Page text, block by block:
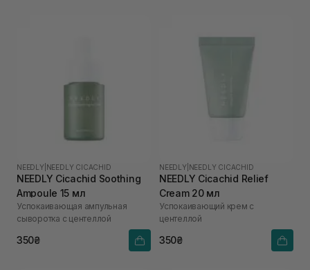
NEEDLY NEEDLY CICACHID
NEEDLY Cicachid Soothing
Ampoule 15 мл
Успокаивающая ампульная
сыворотка с центеллой
350₴
NEEDLY NEEDLY CICACHID
NEEDLY Cicachid Relief
Cream 20 мл
Успокаивающий крем с
центеллой
350₴